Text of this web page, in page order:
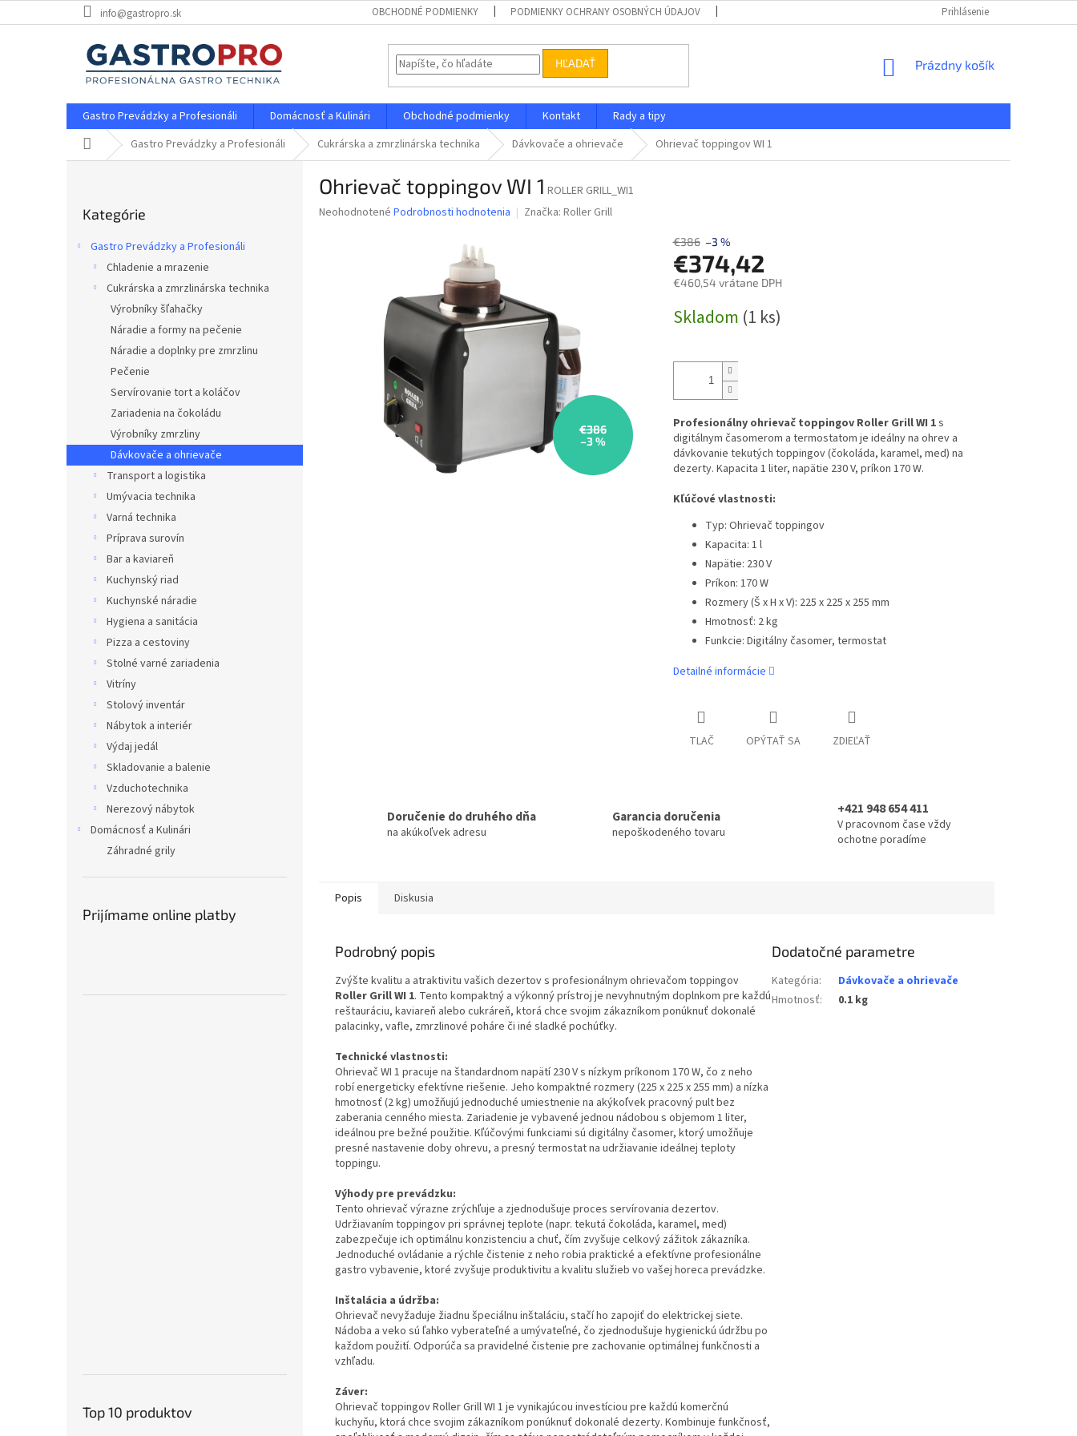
na
info@gastropro.sk OBCHODNÉ PODMIENKY PODMIENKY OCHRANY OSOBNÝCH ÚDAJOV DOPRAVA A PLATBA
Prihlásenie
HĽADAŤ
NÁKUPNÝ
Prázdny košík
Gastro Prevádzky a Profesionáli Domácnosť a Kulinári Obchodné podmienky Kontakt
Rady a tipy
Domov Gastro Prevádzky a Profesionáli Cukrárska a zmrzlinárska technika Dávkovače a ohrievače Ohrievač toppingov WI 1
kategórie
Kategórie
Gastro Prevádzky a Profesionáli
Chladenie a mrazenie
Cukrárska a zmrzlinárska technika
Výrobníky šľahačky
Náradie a formy na pečenie
Náradie a doplnky pre zmrzlinu
Pečenie
Servírovanie tort a koláčov
Zariadenia na čokoládu
Výrobníky zmrzliny
Dávkovače a ohrievače
Transport a logistika
Umývacia technika
Varná technika
Príprava surovín
Bar a kaviareň
Kuchynský riad
Kuchynské náradie
Hygiena a sanitácia
Pizza a cestoviny
Stolné varné zariadenia
Vitríny
Stolový inventár
Nábytok a interiér
Výdaj jedál
Skladovanie a balenie
Vzduchotechnika
Nerezový nábytok
Domácnosť a Kulinári
Záhradné grily
Prijímame online platby
Top 10 produktov
Ohrievač toppingov WI 1 ROLLER GRILL_WI1
Priemerné
Neohodnotené Podrobnosti hodnotenia Značka: Roller Grill
€386
–3 %
€386 –3 %
€374,42
€460,54 vrátane DPH
cena:
Skladom (1 ks)
Profesionálny ohrievač toppingov Roller Grill WI 1s
digitálnym časomerom a termostatom je ideálny na ohrev a
dávkovanie tekutých toppingov (čokoláda, karamel, med) na
dezerty. Kapacita 1 liter, napätie 230 V, príkon 170 W.
Kľúčové vlastnosti:
Typ: Ohrievač toppingov
Kapacita: 1 l
Napätie: 230 V
Príkon: 170 W
Rozmery (Š x H x V): 225 x 225 x 255 mm
Hmotnosť: 2 kg
Funkcie: Digitálny časomer, termostat
Detailné informácie
TLAČ OPÝTAŤ SA ZDIEĽAŤ
Doručenie do druhého dňa
na akúkoľvek adresu
Garancia doručenia
nepoškodeného tovaru
+421 948 654 411
V pracovnom čase vždy
ochotne poradíme
Popis Diskusia
Podrobný popis
Zvýšte kvalitu a atraktivitu vašich dezertov s profesionálnym ohrievačom toppingov
Roller Grill WI 1. Tento kompaktný a výkonný prístroj je nevyhnutným doplnkom pre každú
reštauráciu, kaviareň alebo cukráreň, ktorá chce svojim zákazníkom ponúknuť dokonalé
palacinky, vafle, zmrzlinové poháre či iné sladké pochúťky.
Technické vlastnosti:
Ohrievač WI 1 pracuje na štandardnom napätí 230 V s nízkym príkonom 170 W, čo z neho
robí energeticky efektívne riešenie. Jeho kompaktné rozmery (225 x 225 x 255 mm) a nízka
hmotnosť (2 kg) umožňujú jednoduché umiestnenie na akýkoľvek pracovný pult bez
zaberania cenného miesta. Zariadenie je vybavené jednou nádobou s objemom 1 liter,
ideálnou pre bežné použitie. Kľúčovými funkciami sú digitálny časomer, ktorý umožňuje
presné nastavenie doby ohrevu, a presný termostat na udržiavanie ideálnej teploty
toppingu.
Výhody pre prevádzku:
Tento ohrievač výrazne zrýchľuje a zjednodušuje proces servírovania dezertov.
Udržiavaním toppingov pri správnej teplote (napr. tekutá čokoláda, karamel, med)
zabezpečuje ich optimálnu konzistenciu a chuť, čím zvyšuje celkový zážitok zákazníka.
Jednoduché ovládanie a rýchle čistenie z neho robia praktické a efektívne profesionálne
gastro vybavenie, ktoré zvyšuje produktivitu a kvalitu služieb vo vašej horeca prevádzke.
Inštalácia a údržba:
Ohrievač nevyžaduje žiadnu špeciálnu inštaláciu, stačí ho zapojiť do elektrickej siete.
Nádoba a veko sú ľahko vyberateľné a umývateľné, čo zjednodušuje hygienickú údržbu po
každom použití. Odporúča sa pravidelné čistenie pre zachovanie optimálnej funkčnosti a
vzhľadu.
Záver:
Ohrievač toppingov Roller Grill WI 1 je vynikajúcou investíciou pre každú komerčnú
kuchyňu, ktorá chce svojim zákazníkom ponúknuť dokonalé dezerty. Kombinuje funkčnosť,
Dodatočné parametre
Kategória:
Dávkovače a ohrievače
Hmotnosť: 0.1 kg